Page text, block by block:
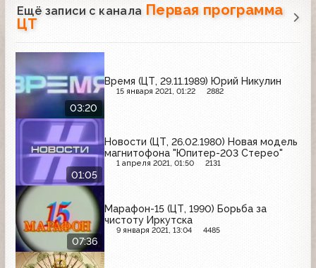
Ещё записи с канала Первая программа
ЦТ
03:20
Время (ЦТ, 29.11.1989) Юрий Никулин
15 января 2021, 01:22 2882
01:05
Новости (ЦТ, 26.02.1980) Новая модель
магнитофона "Юпитер-203 Стерео"
1 апреля 2021, 01:50 2131
07:36
Марафон-15 (ЦТ, 1990) Борьба за
чистоту Иркутска
9 января 2021, 13:04 4485